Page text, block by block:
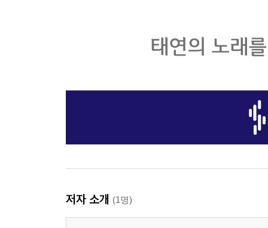
저자 소개 (1명)